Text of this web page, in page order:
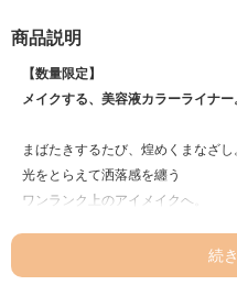
商品説明
【数量限定】
メイクする、美容液カラーライナー
まばたきするたび、煌めくまなざし
光をとらえて洒落感を纏う
ワンランク上のアイメイクへ。
ニュアンス感のあるダークグレー